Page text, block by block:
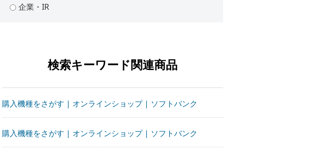
企業・IR
検索キーワード関連商品
購入機種をさがす | オンラインショップ | ソフトバンク
購入機種をさがす | オンラインショップ | ソフトバンク